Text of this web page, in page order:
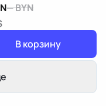
—BYN
В корзину